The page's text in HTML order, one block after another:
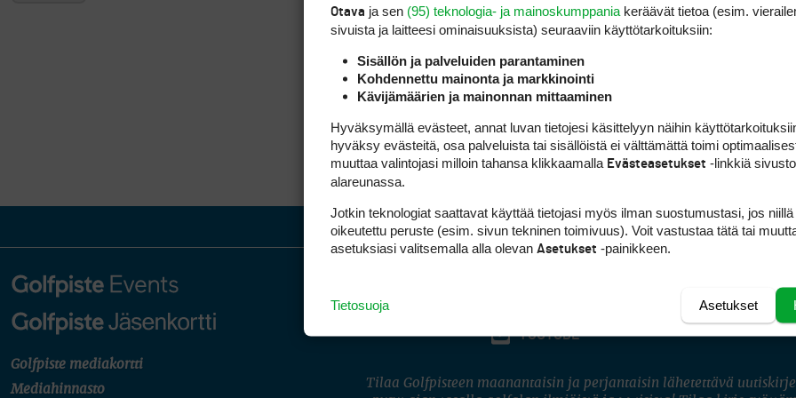
Golfpiste mediakortti
Mediahinnasto
INSTAGRAM
YOUTUBE
Tilaa Golfpisteen maanantaisin ja perjantaisin lähetettävä
Otava ja sen (95) teknologia- ja mainoskumppania keräävät tietoa (esim.
sivuista ja laitteesi ominaisuuk­sista) seuraaviin käyttötarkoituksiin:
Sisällön ja palveluiden parantaminen
Kohdennettu mainonta ja markkinointi
Kävijämäärien ja mainonnan mittaaminen
Hyväksymällä evästeet, annat luvan tietojesi käsittelyyn näihin
hyväksy evästeitä, osa palveluista tai sisällöistä ei välttämättä toimi
muuttaa valintojasi milloin tahansa klikkaamalla Evästeasetukset -linkkiä
alareunassa.
Jotkin teknologiat saattavat käyttää tietojasi myös ilman suostumustasi, jos
oikeutettu peruste (esim. sivun tekninen toimivuus). Voit vastustaa tätä tai
asetuksiasi valitsemalla alla olevan Asetukset -painikkeen.
Asetukset
Tietosuoja